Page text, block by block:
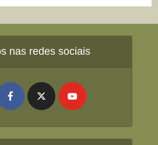
nas redes sociais